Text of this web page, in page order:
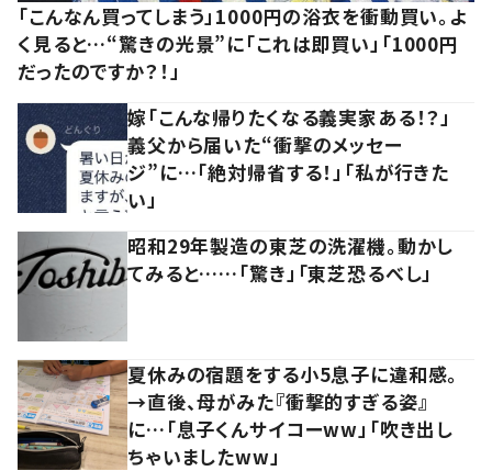
「こんなん買ってしまう」1000円の浴衣を衝動買い。よ
く見ると…“驚きの光景”に「これは即買い」「1000円
だったのですか？！」
嫁「こんな帰りたくなる義実家ある！？」
義父から届いた“衝撃のメッセー
ジ”に…「絶対帰省する！」「私が行きた
い」
昭和29年製造の東芝の洗濯機。動かし
てみると……「驚き」「東芝恐るべし」
夏休みの宿題をする小5息子に違和感。
→直後、母がみた『衝撃的すぎる姿』
に…「息子くんサイコーww」「吹き出し
ちゃいましたww」